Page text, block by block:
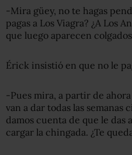
-Mira güey, no te hagas
pagas a Los Viagra? ¿A Los
que luego aparecen
Érick insistió en que no le
-Pues mira, a partir de
van a dar todas las semanas
damos cuenta de que le das
cargar la chingada. ¿Te